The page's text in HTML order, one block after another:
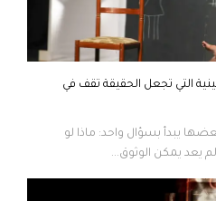
التي تجعل الحقيقة تقف في
يبدأ بسؤال واحد: ماذا لو
يعد يمكن الوثوق...